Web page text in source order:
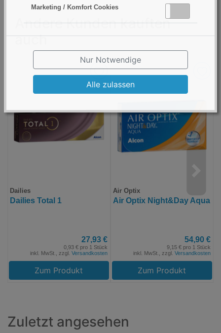
Marketing / Komfort Cookies
Nur Notwendige
Alle zulassen
Andere Kunden kauften
auch
Dailies
Dailies Total 1
27,93 €
0,93 € pro 1 Stück
inkl. MwSt., zzgl. Versandkosten
Zum Produkt
Air Optix
Air Optix Night&Day Aqua
54,90 €
9,15 € pro 1 Stück
inkl. MwSt., zzgl. Versandkosten
Zum Produkt
Zuletzt angesehen